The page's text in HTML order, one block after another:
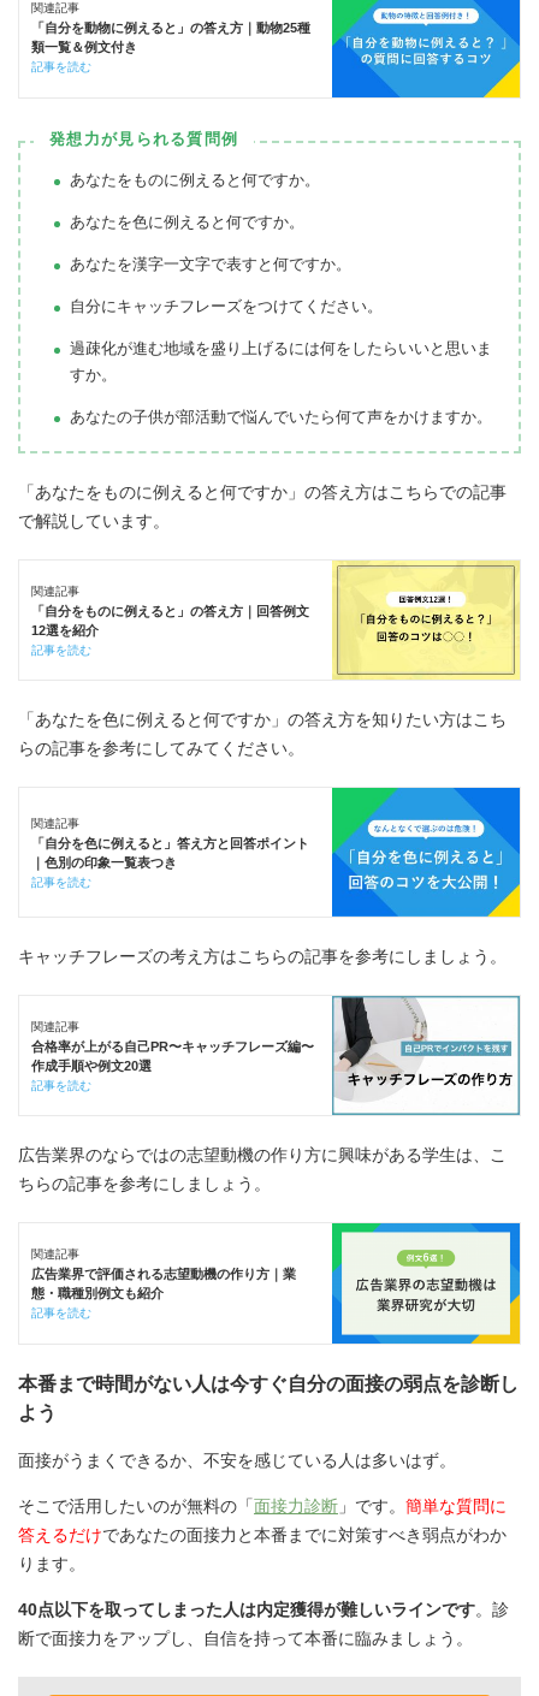
関連記事
「自分を動物に例えると」の答え方｜動物25種
類一覧＆例文付き
記事を読む
発想力が見られる質問例
あなたをものに例えると何ですか。
あなたを色に例えると何ですか。
あなたを漢字一文字で表すと何ですか。
自分にキャッチフレーズをつけてください。
過疎化が進む地域を盛り上げるには何をしたらいいと思いま
すか。
あなたの子供が部活動で悩んでいたら何て声をかけますか。
「あなたをものに例えると何ですか」の答え方はこちらでの記事
で解説しています。
関連記事
「自分をものに例えると」の答え方｜回答例文
12選を紹介
記事を読む
「あなたを色に例えると何ですか」の答え方を知りたい方はこち
らの記事を参考にしてみてください。
関連記事
「自分を色に例えると」答え方と回答ポイント
｜色別の印象一覧表つき
記事を読む
キャッチフレーズの考え方はこちらの記事を参考にしましょう。
関連記事
合格率が上がる自己PR〜キャッチフレーズ編〜
作成手順や例文20選
記事を読む
広告業界のならではの志望動機の作り方に興味がある学生は、こ
ちらの記事を参考にしましょう。
関連記事
広告業界で評価される志望動機の作り方｜業
態・職種別例文も紹介
記事を読む
本番まで時間がない人は今すぐ自分の面接の弱点を診断し
よう
面接がうまくできるか、不安を感じている人は多いはず。
そこで活用したいのが無料の「面接力診断 」です。 簡単な質問に
答えるだけであなたの面接力と本番までに対策すべき弱点がわか
ります。
40点以下を取ってしまった人は内定獲得が難しいラインです。診
断で面接力をアップし、自信を持って本番に臨みましょう。